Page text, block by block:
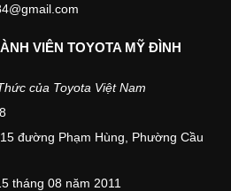
VIÊN TOYOTA MỸ ĐÌNH
của Toyota Việt Nam
đường Phạm Hùng, Phường Cầu
tháng 08 năm 2011